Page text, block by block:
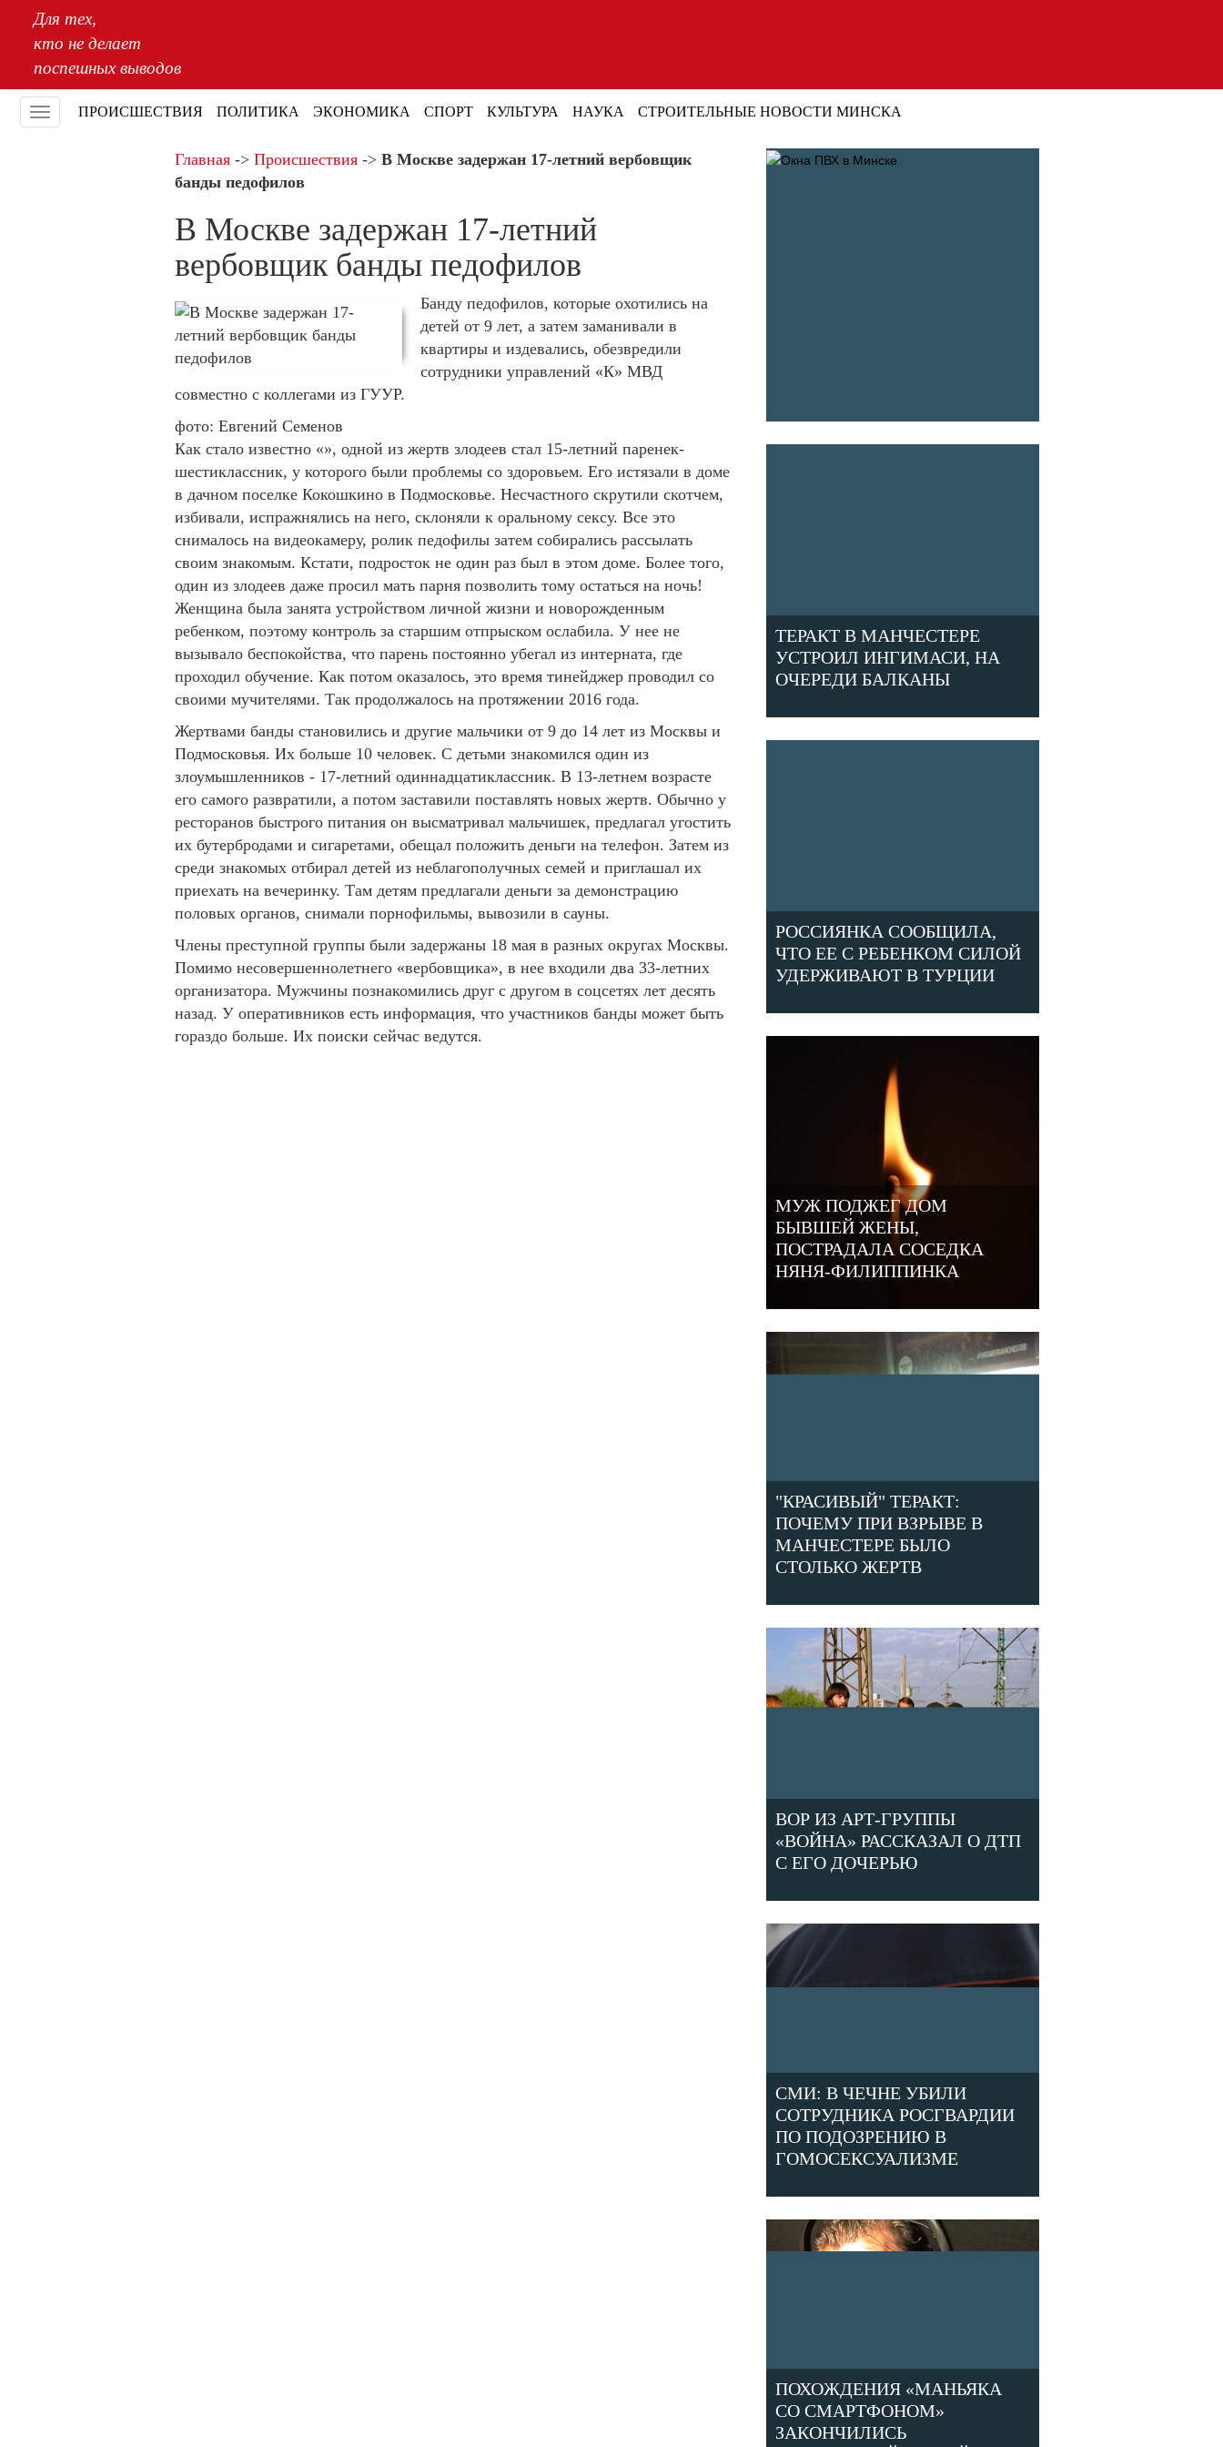
Для тех,
кто не делает
поспешных выводов
Меню ПРОИСШЕСТВИЯ ПОЛИТИКА ЭКОНОМИКА СПОРТ КУЛЬТУРА НАУКА СТРОИТЕЛЬНЫЕ НОВОСТИ МИНСКА
Главная -> Происшествия -> В Москве задержан 17-летний вербовщик
банды педофилов
В Москве задержан 17-летний
вербовщик банды педофилов
Банду педофилов, которые охотились на
детей от 9 лет, а затем заманивали в
квартиры и издевались, обезвредили
сотрудники управлений «К» МВД
совместно с коллегами из ГУУР.
фото: Евгений Семенов
Как стало известно «», одной из жертв злодеев стал 15-летний паренек-
шестиклассник, у которого были проблемы со здоровьем. Его истязали в доме
в дачном поселке Кокошкино в Подмосковье. Несчастного скрутили скотчем,
избивали, испражнялись на него, склоняли к оральному сексу. Все это
снималось на видеокамеру, ролик педофилы затем собирались рассылать
своим знакомым. Кстати, подросток не один раз был в этом доме. Более того,
один из злодеев даже просил мать парня позволить тому остаться на ночь!
Женщина была занята устройством личной жизни и новорожденным
ребенком, поэтому контроль за старшим отпрыском ослабила. У нее не
вызывало беспокойства, что парень постоянно убегал из интерната, где
проходил обучение. Как потом оказалось, это время тинейджер проводил со
своими мучителями. Так продолжалось на протяжении 2016 года.
Жертвами банды становились и другие мальчики от 9 до 14 лет из Москвы и
Подмосковья. Их больше 10 человек. С детьми знакомился один из
злоумышленников - 17-летний одиннадцатиклассник. В 13-летнем возрасте
его самого развратили, а потом заставили поставлять новых жертв. Обычно у
ресторанов быстрого питания он высматривал мальчишек, предлагал угостить
их бутербродами и сигаретами, обещал положить деньги на телефон. Затем из
среди знакомых отбирал детей из неблагополучных семей и приглашал их
приехать на вечеринку. Там детям предлагали деньги за демонстрацию
половых органов, снимали порнофильмы, вывозили в сауны.
Члены преступной группы были задержаны 18 мая в разных округах Москвы.
Помимо несовершеннолетнего «вербовщика», в нее входили два 33-летних
организатора. Мужчины познакомились друг с другом в соцсетях лет десять
назад. У оперативников есть информация, что участников банды может быть
гораздо больше. Их поиски сейчас ведутся.
ТЕРАКТ В МАНЧЕСТЕРЕ
УСТРОИЛ ИНГИМАСИ, НА
ОЧЕРЕДИ БАЛКАНЫ
РОССИЯНКА СООБЩИЛА,
ЧТО ЕЕ С РЕБЕНКОМ СИЛОЙ
УДЕРЖИВАЮТ В ТУРЦИИ
МУЖ ПОДЖЕГ ДОМ
БЫВШЕЙ ЖЕНЫ,
ПОСТРАДАЛА СОСЕДКА
НЯНЯ-ФИЛИППИНКА
"КРАСИВЫЙ" ТЕРАКТ:
ПОЧЕМУ ПРИ ВЗРЫВЕ В
МАНЧЕСТЕРЕ БЫЛО
СТОЛЬКО ЖЕРТВ
ВОР ИЗ АРТ-ГРУППЫ
«ВОЙНА» РАССКАЗАЛ О ДТП
С ЕГО ДОЧЕРЬЮ
СМИ: В ЧЕЧНЕ УБИЛИ
СОТРУДНИКА РОСГВАРДИИ
ПО ПОДОЗРЕНИЮ В
ГОМОСЕКСУАЛИЗМЕ
ПОХОЖДЕНИЯ «МАНЬЯКА
СО СМАРТФОНОМ»
ЗАКОНЧИЛИСЬ